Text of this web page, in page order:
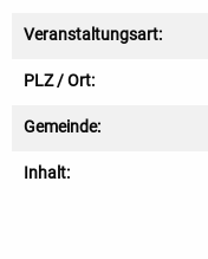
Veranstaltungsart:
PLZ / Ort:
Gemeinde:
Inhalt: